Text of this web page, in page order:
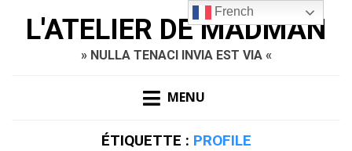
L'ATELIER DE MADMAN
» NULLA TENACI INVIA EST VIA «
MENU
ÉTIQUETTE : PROFILE
French